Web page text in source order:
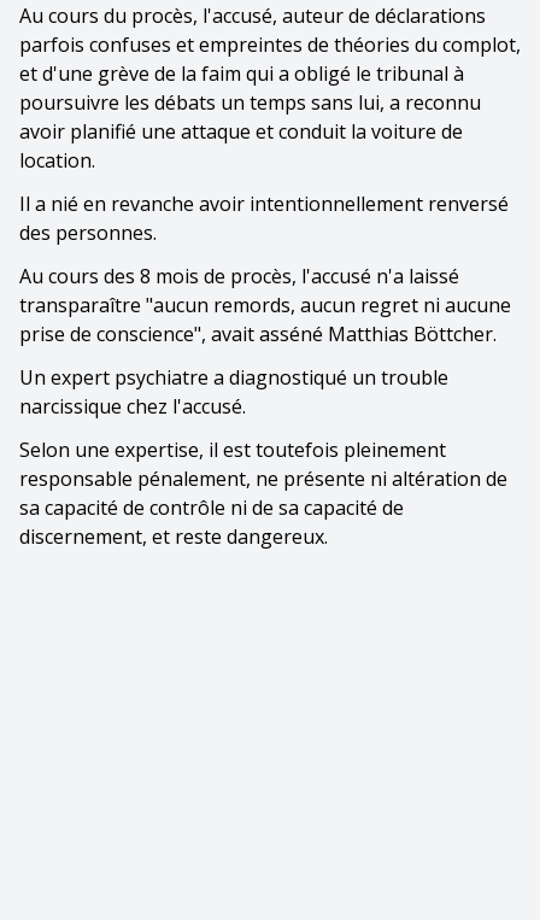
Au cours du procès, l'accusé, auteur de déclarations
parfois confuses et empreintes de théories du complot,
et d'une grève de la faim qui a obligé le tribunal à
poursuivre les débats un temps sans lui, a reconnu
avoir planifié une attaque et conduit la voiture de
location.
Il a nié en revanche avoir intentionnellement renversé
des personnes.
Au cours des 8 mois de procès, l'accusé n'a laissé
transparaître "aucun remords, aucun regret ni aucune
prise de conscience", avait asséné Matthias Böttcher.
Un expert psychiatre a diagnostiqué un trouble
narcissique chez l'accusé.
Selon une expertise, il est toutefois pleinement
responsable pénalement, ne présente ni altération de
sa capacité de contrôle ni de sa capacité de
discernement, et reste dangereux.